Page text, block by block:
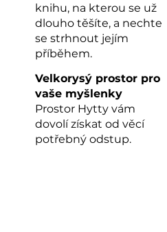
knihu, na kterou se už
dlouho těšíte, a nechte
se strhnout jejím
příběhem.
Velkorysý prostor pro
vaše myšlenky
Prostor Hytty vám
dovolí získat od věcí
potřebný odstup.